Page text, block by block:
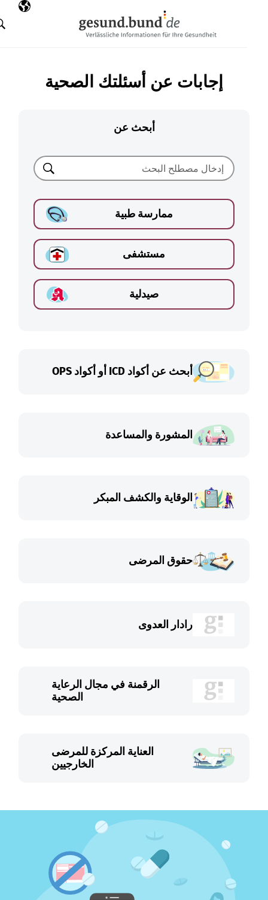
اللغة
البحث
إجابات عن أسئلتك الصحية
أبحث عن
ممارسة طبية
مستشفى
صيدلية
أبحث عن أكواد ICD أو أكواد OPS
المشورة والمساعدة
الوقاية والكشف المبكر
حقوق المرضى
رادار العدوى
الرقمنة في مجال الرعاية
الصحية
العناية المركزة للمرضى
الخارجيين